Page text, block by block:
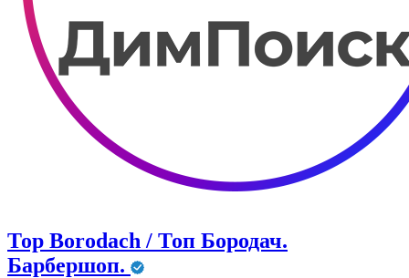
Тор Borodach / Топ Бородач.
Барбершоп.